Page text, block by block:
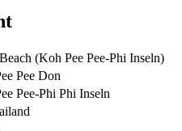
(Koh Pee Pee-Phi Inseln)
Pee Don
Pee-Phi Phi Inseln